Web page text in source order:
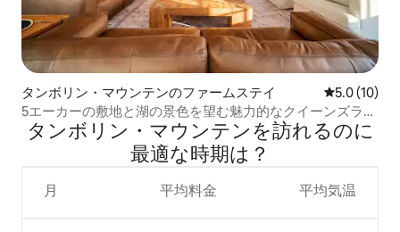
タンボリン・マウンテンのファームステイ レビュー10
5.0 (10)
5エーカーの敷地と湖の景色を望む魅力的なクイーンズラン
ダー
タンボリン・マウンテンを訪⁠れ⁠るの⁠に
最⁠適⁠な時⁠期⁠は⁠？
月 平均料金 平均気温